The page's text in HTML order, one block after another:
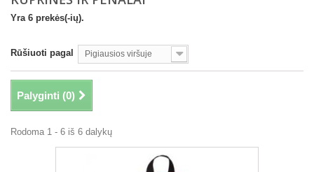
Yra 6 prekės(-ių).
Rūšiuoti pagal Pigiausios viršuje
Palyginti (0)
Rodoma 1 - 6 iš 6 dalykų